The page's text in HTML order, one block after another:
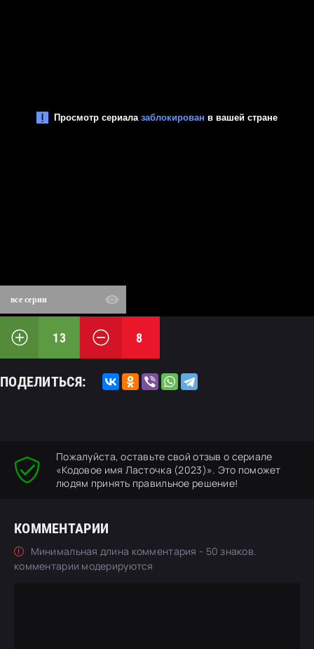
все серии
13 8
ПОДЕЛИТЬСЯ:
Пожалуйста, оставьте свой отзыв о сериале
«Кодовое имя Ласточка (2023)». Это поможет
людям принять правильное решение!
КОММЕНТАРИИ
Минимальная длина комментария - 50 знаков.
комментарии модерируются